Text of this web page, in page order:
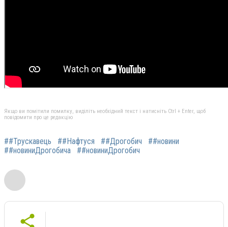
Якщо ви помітили помилку, виділіть необхідний текст і натисніть Ctrl + Enter, щоб
повідомити про це редакцію
##Трускавець ##Нафтуся ##Дрогобич
##новини
##новиниДрогобича
##новиниДрогобич